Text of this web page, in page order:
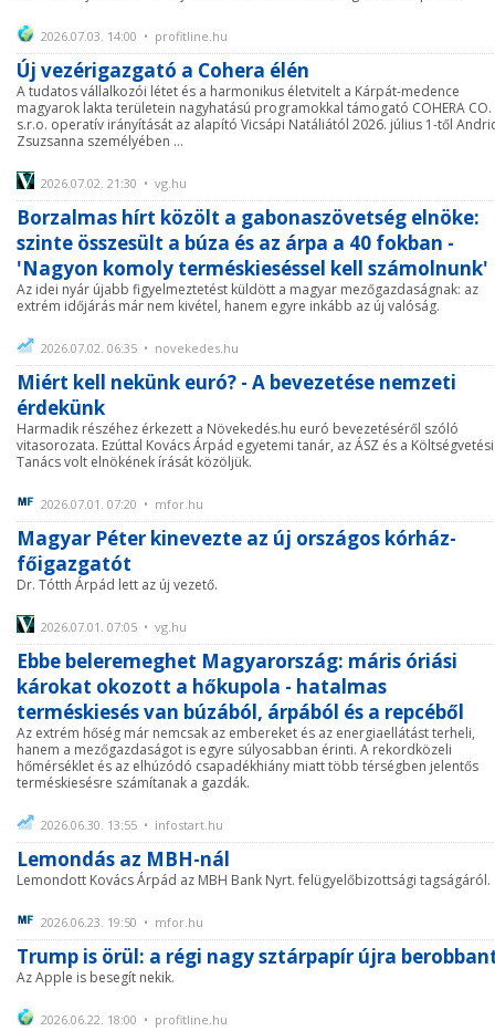
2026.07.03. 14:00 • profitline.hu
Új vezérigazgató a Cohera élén
A tudatos vállalkozói létet és a harmonikus életvitelt a Kárpát-medence
magyarok lakta területein nagyhatású programokkal támogató COHERA CO.
s.r.o. operatív irányítását az alapító Vicsápi Natáliától 2026. július 1-től
Zsuzsanna személyében ...
2026.07.02. 21:30 • vg.hu
Borzalmas hírt közölt a gabonaszövetség elnöke:
szinte összesült a búza és az árpa a 40 fokban -
'Nagyon komoly terméskieséssel kell számolnunk'
Az idei nyár újabb figyelmeztetést küldött a magyar mezőgazdaságnak: az
extrém időjárás már nem kivétel, hanem egyre inkább az új valóság.
2026.07.02. 06:35 • novekedes.hu
Miért kell nekünk euró? - A bevezetése nemzeti
érdekünk
Harmadik részéhez érkezett a Növekedés.hu euró bevezetéséről szóló
vitasorozata. Ezúttal Kovács Árpád egyetemi tanár, az ÁSZ és a Költségvetési
Tanács volt elnökének írását közöljük.
2026.07.01. 07:20 • mfor.hu
Magyar Péter kinevezte az új országos kórház-
főigazgatót
Dr. Tótth Árpád lett az új vezető.
2026.07.01. 07:05 • vg.hu
Ebbe beleremeghet Magyarország: máris óriási
károkat okozott a hőkupola - hatalmas
terméskiesés van búzából, árpából és a repcéből
Az extrém hőség már nemcsak az embereket és az energiaellátást terheli,
hanem a mezőgazdaságot is egyre súlyosabban érinti. A rekordközeli
hőmérséklet és az elhúzódó csapadékhiány miatt több térségben jelentős
terméskiesésre számítanak a gazdák.
2026.06.30. 13:55 • infostart.hu
Lemondás az MBH-nál
Lemondott Kovács Árpád az MBH Bank Nyrt. felügyelőbizottsági tagságáról.
2026.06.23. 19:50 • mfor.hu
Trump is örül: a régi nagy sztárpapír újra
Az Apple is besegít nekik.
2026.06.22. 18:00 • profitline.hu